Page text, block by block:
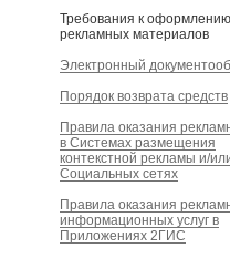
Требования к оформлению
рекламных материалов
Электронный
Порядок возврата средств
Правила оказания
в Системах размещения
контекстной рекламы и/
Социальных сетях
Правила оказания
информационных услуг в
Приложениях 2ГИС